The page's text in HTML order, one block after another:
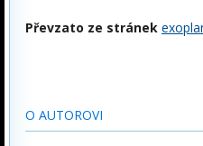
Převzato ze stránek
O AUTOROVI